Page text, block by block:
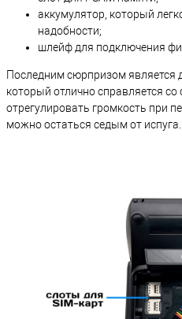
аккумулятор, который
надобности;
шлейф для подключения
Последним сюрпризом является
который отлично справляется со
отрегулировать громкость при
можно остаться седым от испуга.